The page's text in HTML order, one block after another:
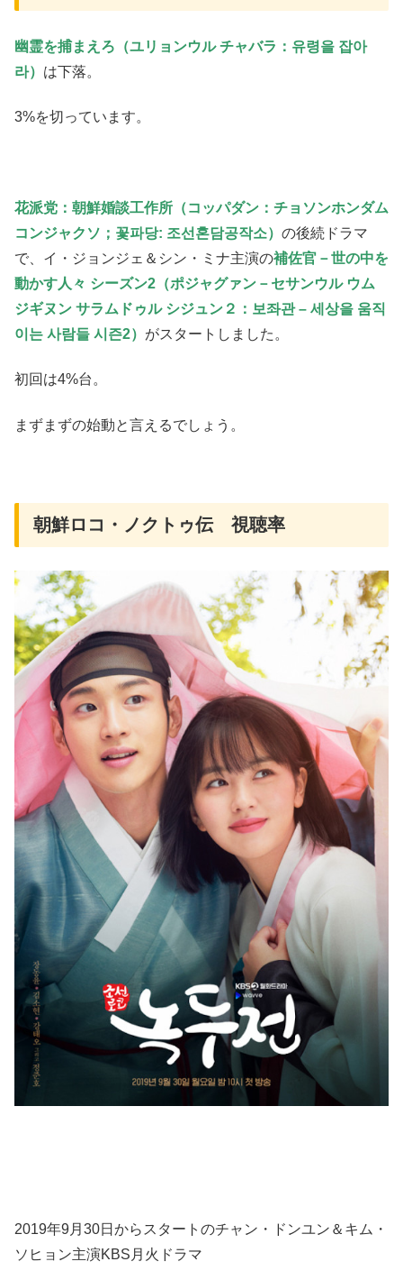
幽霊を捕まえろ（ユリョンウル チャバラ：유령을 잡아
라） は下落。
3%を切っています。
花派党：朝鮮婚談工作所（コッパダン：チョソンホンダム
コンジャクソ；꽃파당: 조선혼담공작소） の後続ドラマ
で、イ・ジョンジェ＆シン・ミナ主演の補佐官－世の中を
動かす人々 シーズン2（ポジャグァン－セサンウル ウム
ジギヌン サラムドゥル シジュン２：보좌관 – 세상을 움직
이는 사람들 시즌2） がスタートしました。
初回は4%台。
まずまずの始動と言えるでしょう。
朝鮮ロコ・ノクトゥ伝 視聴率
2019年9月30日からスタートのチャン・ドンユン＆キム・
ソヒョン主演KBS月火ドラマ